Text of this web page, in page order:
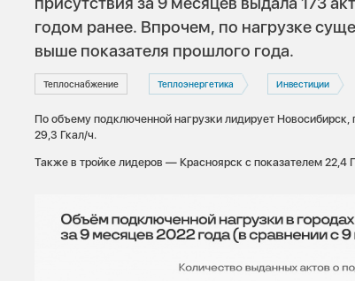
годом ранее. Впрочем, по нагрузке
выше показателя прошлого года.
Теплоснабжение Теплоэнергетика Инвестиции
По объему подключенной нагрузки лидирует
29,3 Гкал/ч.
Также в тройке лидеров — Красноярск с показателем 22,4